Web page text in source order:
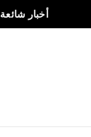
أخبار شائعة